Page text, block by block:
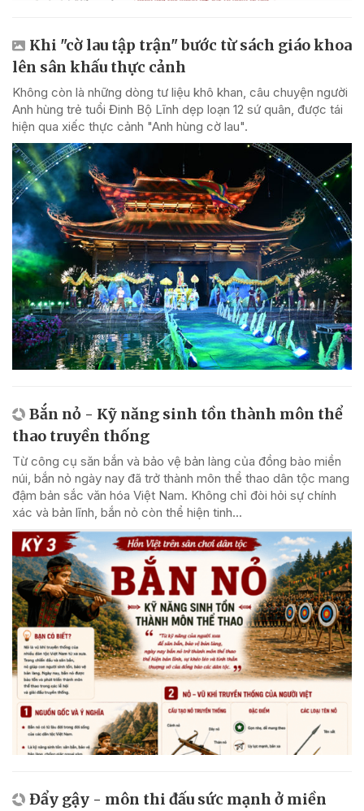
Khi "cờ lau tập trận" bước từ sách giáo khoa
lên sân khấu thực cảnh
Không còn là những dòng tư liệu khô khan, câu chuyện người
Anh hùng trẻ tuổi Đinh Bộ Lĩnh dẹp loạn 12 sứ quân, được tái
hiện qua xiếc thực cảnh "Anh hùng cờ lau".
Bắn nỏ - Kỹ năng sinh tồn thành môn thể
thao truyền thống
Từ công cụ săn bắn và bảo vệ bản làng của đồng bào miền
núi, bắn nỏ ngày nay đã trở thành môn thể thao dân tộc mang
đậm bản sắc văn hóa Việt Nam. Không chỉ đòi hỏi sự chính
xác và bản lĩnh, bắn nỏ còn thể hiện tinh...
Đẩy gậy - môn thi đấu sức mạnh ở miền